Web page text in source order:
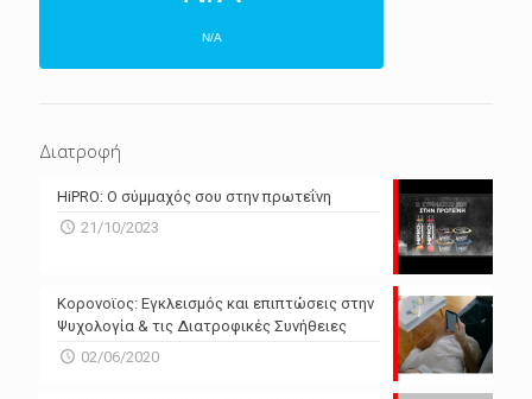
N/A
N/A
Powered by Forecast.io
Διατροφή
HiPRO: Ο σύμμαχός σου στην πρωτεΐνη
21/10/2023
Κορονοϊος: Εγκλεισμός και επιπτώσεις στην
Ψυχολογία & τις Διατροφικές Συνήθειες
02/06/2020